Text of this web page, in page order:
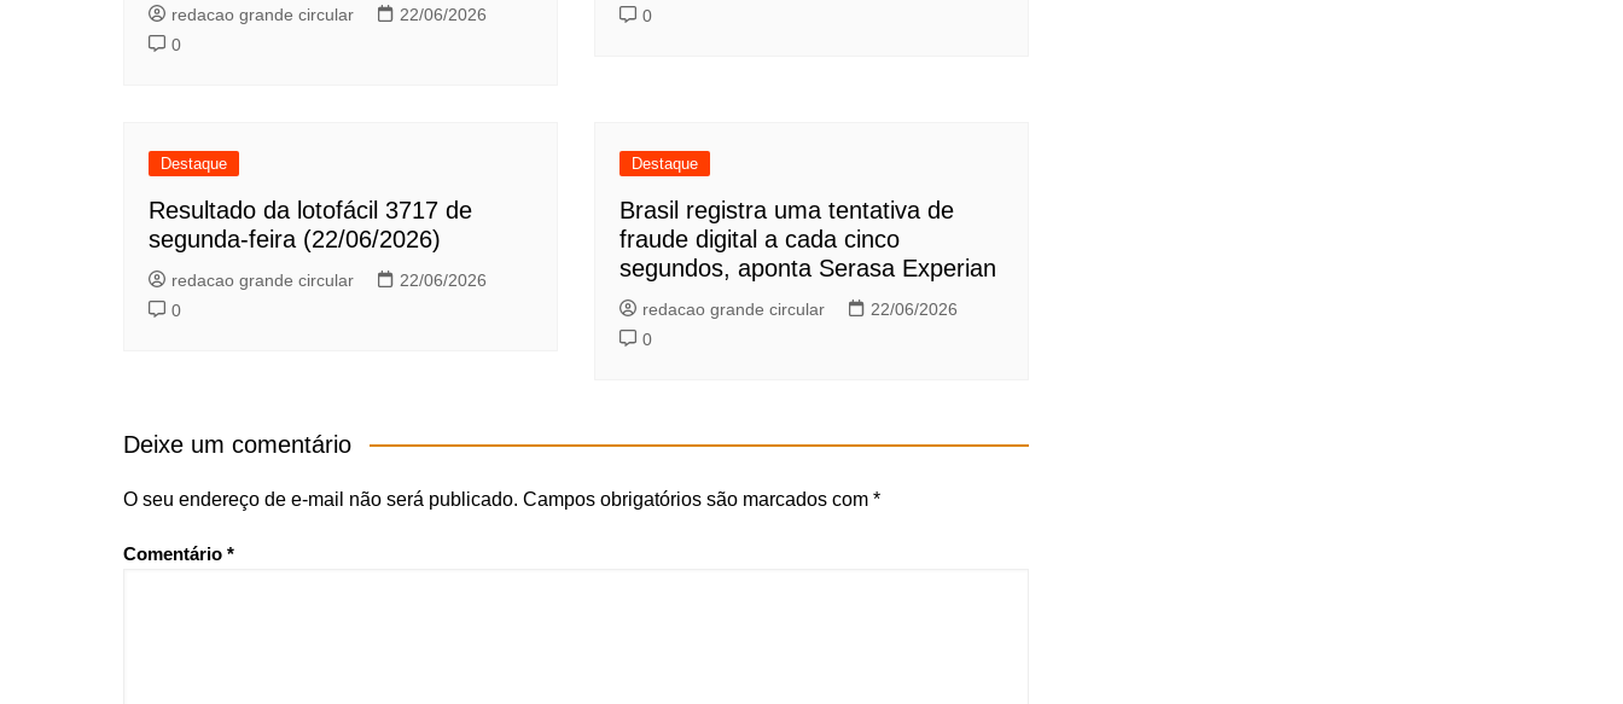
redacao grande circular
22/06/2026
0
0
Destaque
Resultado da lotofácil 3717 de
segunda-feira (22/06/2026)
redacao grande circular
22/06/2026
0
Destaque
Brasil registra uma tentativa de
fraude digital a cada cinco
segundos, aponta Serasa Experian
redacao grande circular
22/06/2026
0
Deixe um comentário
O seu endereço de e-mail não será publicado. Campos obrigatórios são marcados com *
Comentário *